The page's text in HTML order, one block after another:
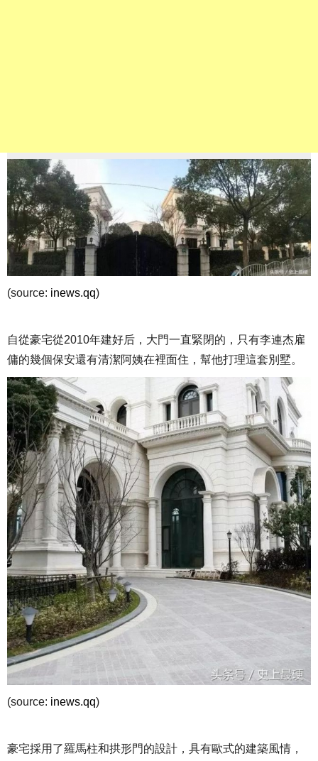
(source: inews.qq)
自從豪宅從2010年建好后，大門一直緊閉的，只有李連杰雇
傭的幾個保安還有清潔阿姨在裡面住，幫他打理這套別墅。
(source: inews.qq)
豪宅採用了羅馬柱和拱形門的設計，具有歐式的建築風情，